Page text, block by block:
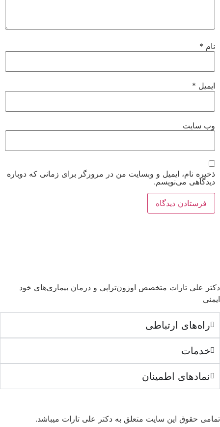
نام *
ایمیل *
وب‌ سایت
ذخیره نام، ایمیل و وبسایت من در مرورگر برای زمانی که دوباره
دیدگاهی می‌نویسم.
دکتر علی تارات متخصص اوزون‌تراپی و درمان بیماری‌های خود
ایمنی
راه‌های ارتباطی
خدمات
نمادهای اطمینان
تمامی حقوق این سایت متعلق به دکتر علی تارات میباشد.